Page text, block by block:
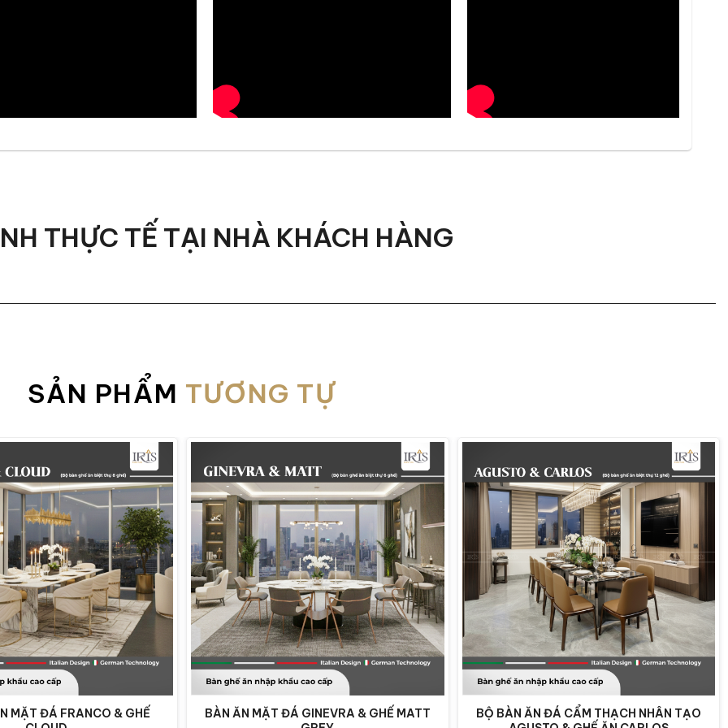
Bàn ăn mặt đá cao cấp thiết kế tinh xảo
THỰC TẾ TẠI NHÀ KHÁCH HÀNG
SẢN PHẨM TƯƠNG TỰ
MẶT ĐÁ FRANCO & GHẾ
BÀN ĂN MẶT ĐÁ GINEVRA & GHẾ MATT
BỘ BÀN ĂN ĐÁ CẨM THẠCH NHÂN TẠO